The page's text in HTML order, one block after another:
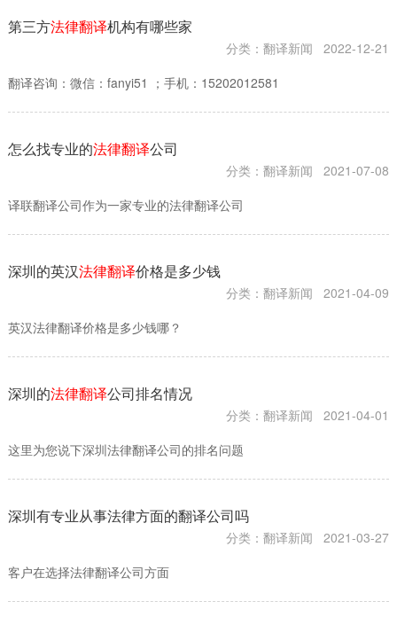
第三方法律翻译机构有哪些家
分类：翻译新闻
2022-12-21
翻译咨询：微信：fanyi51 ；手机：15202012581
怎么找专业的法律翻译公司
分类：翻译新闻
2021-07-08
译联翻译公司作为一家专业的法律翻译公司
深圳的英汉法律翻译价格是多少钱
分类：翻译新闻
2021-04-09
英汉法律翻译价格是多少钱哪？
深圳的法律翻译公司排名情况
分类：翻译新闻
2021-04-01
这里为您说下深圳法律翻译公司的排名问题
深圳有专业从事法律方面的翻译公司吗
分类：翻译新闻
2021-03-27
客户在选择法律翻译公司方面